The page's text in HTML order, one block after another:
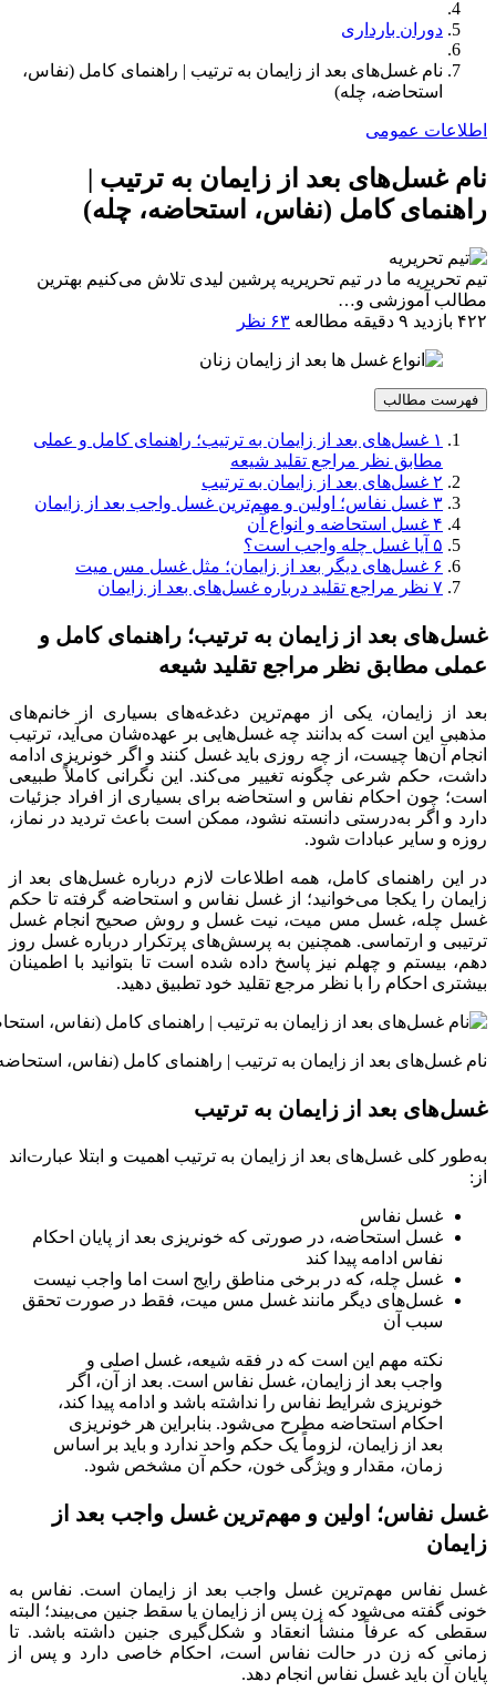
دوران بارداری
نام غسل‌های بعد از زایمان به ترتیب | راهنمای کامل (نفاس،
استحاضه، چله)
اطلاعات عمومی
نام غسل‌های بعد از زایمان به ترتیب |
راهنمای کامل (نفاس، استحاضه، چله)
تیم تحریریه ما در تیم تحریریه پرشین لیدی تلاش می‌کنیم بهترین
مطالب آموزشی و…
۴۲۲ بازدید
۹ دقیقه مطالعه ۶۳ نظر
فهرست مطالب
۱ غسل‌های بعد از زایمان به ترتیب؛ راهنمای کامل و عملی
مطابق نظر مراجع تقلید شیعه
۲ غسل‌های بعد از زایمان به ترتیب
۳ غسل نفاس؛ اولین و مهم‌ترین غسل واجب بعد از زایمان
۴ غسل استحاضه و انواع آن
۵ آیا غسل چله واجب است؟
۶ غسل‌های دیگر بعد از زایمان؛ مثل غسل مس میت
۷ نظر مراجع تقلید درباره غسل‌های بعد از زایمان
غسل‌های بعد از زایمان به ترتیب؛ راهنمای کامل و
عملی مطابق نظر مراجع تقلید شیعه
بعد از زایمان، یکی از مهم‌ترین دغدغه‌های بسیاری از خانم‌های
مذهبی این است که بدانند چه غسل‌هایی بر عهده‌شان می‌آید، ترتیب
انجام آن‌ها چیست، از چه روزی باید غسل کنند و اگر خونریزی ادامه
داشت، حکم شرعی چگونه تغییر می‌کند. این نگرانی کاملاً طبیعی
است؛ چون احکام نفاس و استحاضه برای بسیاری از افراد جزئیات
دارد و اگر به‌درستی دانسته نشود، ممکن است باعث تردید در نماز،
روزه و سایر عبادات شود.
در این راهنمای کامل، همه اطلاعات لازم درباره غسل‌های بعد از
زایمان را یکجا می‌خوانید؛ از غسل نفاس و استحاضه گرفته تا حکم
غسل چله، غسل مس میت، نیت غسل و روش صحیح انجام غسل
ترتیبی و ارتماسی. همچنین به پرسش‌های پرتکرار درباره غسل روز
دهم، بیستم و چهلم نیز پاسخ داده شده است تا بتوانید با اطمینان
بیشتری احکام را با نظر مرجع تقلید خود تطبیق دهید.
نام غسل‌های بعد از زایمان به ترتیب | راهنمای کامل (نفاس،
غسل‌های بعد از زایمان به ترتیب
به‌طور کلی غسل‌های بعد از زایمان به ترتیب اهمیت و ابتلا عبارت‌اند
از:
غسل نفاس
غسل استحاضه، در صورتی که خونریزی بعد از پایان احکام
نفاس ادامه پیدا کند
غسل چله، که در برخی مناطق رایج است اما واجب نیست
غسل‌های دیگر مانند غسل مس میت، فقط در صورت تحقق
سبب آن
نکته مهم این است که در فقه شیعه، غسل اصلی و
واجب بعد از زایمان، غسل نفاس است. بعد از آن، اگر
خونریزی شرایط نفاس را نداشته باشد و ادامه پیدا کند،
احکام استحاضه مطرح می‌شود. بنابراین هر خونریزی
بعد از زایمان، لزوماً یک حکم واحد ندارد و باید بر اساس
زمان، مقدار و ویژگی خون، حکم آن مشخص شود.
غسل نفاس؛ اولین و مهم‌ترین غسل واجب بعد از
زایمان
غسل نفاس مهم‌ترین غسل واجب بعد از زایمان است. نفاس به
خونی گفته می‌شود که زن پس از زایمان یا سقط جنین می‌بیند؛ البته
سقطی که عرفاً منشأ انعقاد و شکل‌گیری جنین داشته باشد. تا
زمانی که زن در حالت نفاس است، احکام خاصی دارد و پس از
پایان آن باید غسل نفاس انجام دهد.